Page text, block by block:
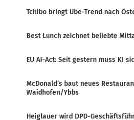
Tchibo bringt Ube-Trend nach
Best Lunch zeichnet beliebte
EU AI-Act: Seit gestern muss KI
McDonald’s baut neues
Waidhofen/Ybbs
Heiglauer wird DPD-